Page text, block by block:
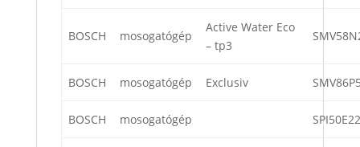
BOSCH mosogatógép
Active Water Eco
– tp3
BOSCH mosogatógép Exclusiv
BOSCH mosogatógép